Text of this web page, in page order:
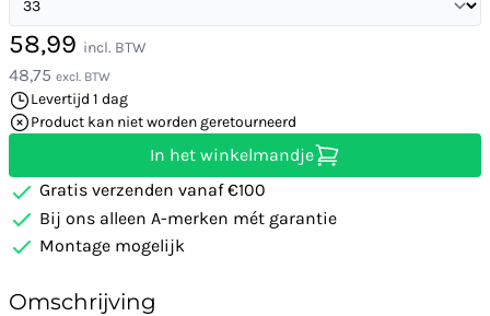
58,99 incl. BTW
48,75 excl. BTW
Levertijd 1 dag
Product kan niet worden geretourneerd
In het winkelmandje
Gratis verzenden vanaf €100
Bij ons alleen A-merken mét garantie
Montage mogelijk
Omschrijving